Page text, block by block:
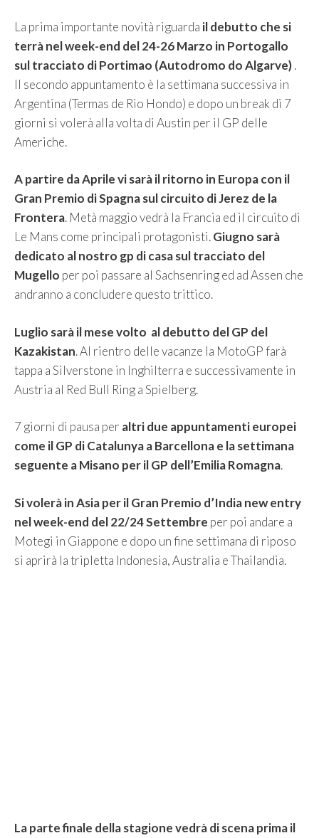
La prima importante novità riguarda il debutto che si
terrà nel week-end del 24-26 Marzo in Portogallo
sul tracciato di Portimao (Autodromo do Algarve).
Il secondo appuntamento è la settimana successiva in
Argentina (Termas de Rio Hondo) e dopo un break di 7
giorni si volerà alla volta di Austin per il GP delle
Americhe.
A partire da Aprile vi sarà il ritorno in Europa con il
Gran Premio di Spagna sul circuito di Jerez de la
Frontera. Metà maggio vedrà la Francia ed il circuito di
Le Mans come principali protagonisti.Giugno sarà
dedicato al nostro gp di casa sul tracciato del
Mugello per poi passare al Sachsenring ed ad Assen che
andranno a concludere questo trittico.
Luglio sarà il mese volto al debutto del GP del
Kazakistan. Al rientro delle vacanze la MotoGP farà
tappa a Silverstone in Inghilterra e successivamente in
Austria al Red Bull Ring a Spielberg.
7 giorni di pausa per altri due appuntamenti europei
come il GP di Catalunya a Barcellona e la settimana
seguente a Misano per il GP dell’Emilia Romagna.
Si volerà in Asia per il Gran Premio d’India new entry
nel week-end del 22/24 Settembre per poi andare a
Motegi in Giappone e dopo un fine settimana di riposo
si aprirà la tripletta Indonesia, Australia e Thailandia.
La parte finale della stagione vedrà di scena prima il